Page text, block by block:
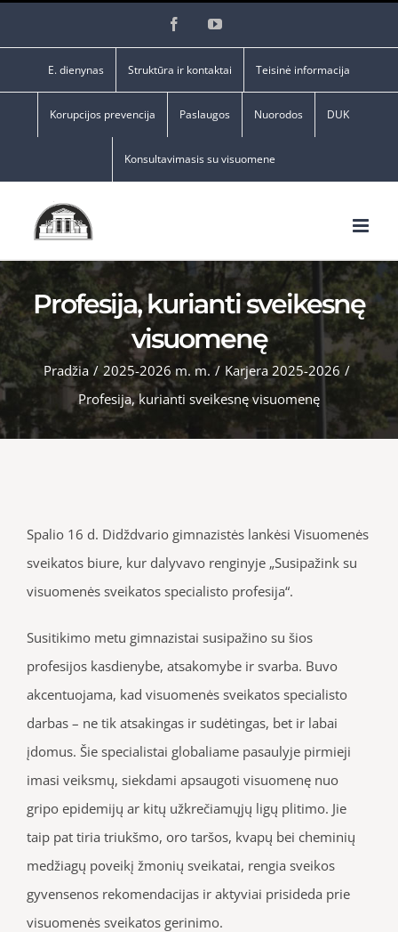
FacebookYouTube
E. dienynas Struktūra ir kontaktai Teisinė informacija
Korupcijos prevencija Paslaugos Nuorodos DUK
Konsultavimasis su visuomene
Profesija, kurianti sveikesnę
visuomenę
Pradžia / 2025-2026 m. m. / Karjera 2025-2026 /
Profesija, kurianti sveikesnę visuomenę
Spalio 16 d. Didždvario gimnazistės lankėsi Visuomenės
sveikatos biure, kur dalyvavo renginyje „Susipažink su
visuomenės sveikatos specialisto profesija“.
Susitikimo metu gimnazistai susipažino su šios
profesijos kasdienybe, atsakomybe ir svarba. Buvo
akcentuojama, kad visuomenės sveikatos specialisto
darbas – ne tik atsakingas ir sudėtingas, bet ir labai
įdomus. Šie specialistai globaliame pasaulyje pirmieji
imasi veiksmų, siekdami apsaugoti visuomenę nuo
gripo epidemijų ar kitų užkrečiamųjų ligų plitimo. Jie
taip pat tiria triukšmo, oro taršos, kvapų bei cheminių
medžiagų poveikį žmonių sveikatai, rengia sveikos
gyvensenos rekomendacijas ir aktyviai prisideda prie
visuomenės sveikatos gerinimo.